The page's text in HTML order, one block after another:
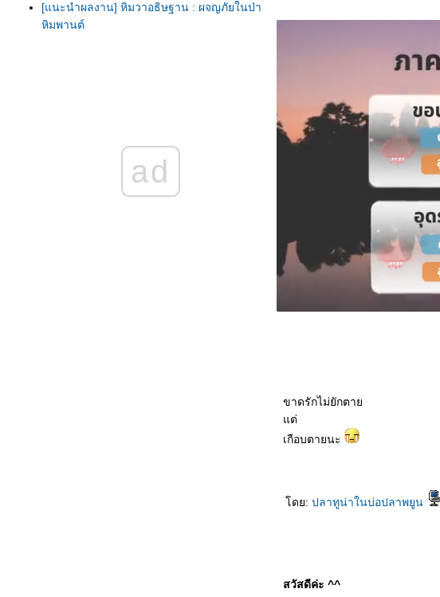
[แนะนำผลงาน] หิมวาอธิษฐาน : ผจญภัยในป่า
หิมพานต์
[ขออนุญาตแนะนำ] รอยมนตร์บนผืนทราย : ชุด
[ขออนุญาตแนะนำ] สืบหัวใจ ไขคดีเลือด : ผล
งานแนวสืบสวนสอบสวน
ad
ขาดรักไม่ยักตา
ต่
เกือบตายนะ
ดย: ปลาทูน่าในบ่อปลาพยูน
สวัสดีค่ะ ^^